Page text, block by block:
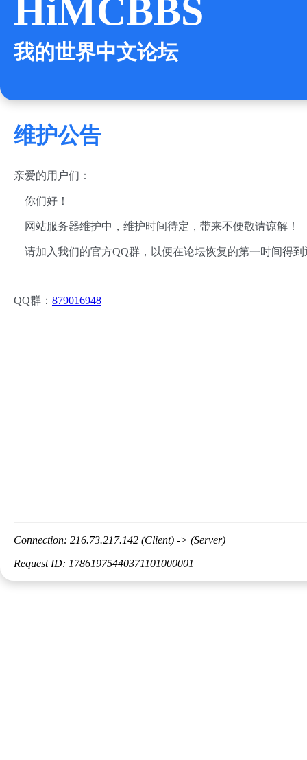
HiMCBBS
我的世界中文论坛
维护公告
亲爱的用户们：
你们好！
网站服务器维护中，维护时间待定，带来不便敬请谅解！
请加入我们的官方QQ群，以便在论坛恢复的第一时间得到
QQ群： 879016948
Connection: 216.73.217.142 (Client) -> (Server)
Request ID: 17861975440371101000001